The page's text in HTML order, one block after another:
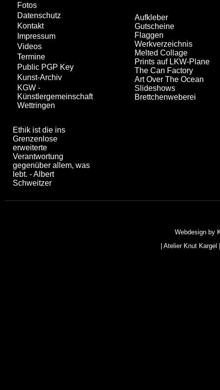
Aufkleber
Gutscheine
Flaggen
Werkverzeichnis
Melted Collage
Prints auf LKW-Plane
The Can Factory
Art Over The Ocean
Slideshows
Brettchenweberei
Fotos
Datenschutz
Kontakt
Impressum
Videos
Termine
Public PGP Key
Kunst-Archiv
KGW -
Künstlergemeinschaft
Wettringen
Ethik ist die ins
Grenzenlose
erweiterte
Verantwortung
gegenüber allem, was
lebt. - Albert
Schweitzer
Webdesign by
|Atelier Knut Kargel